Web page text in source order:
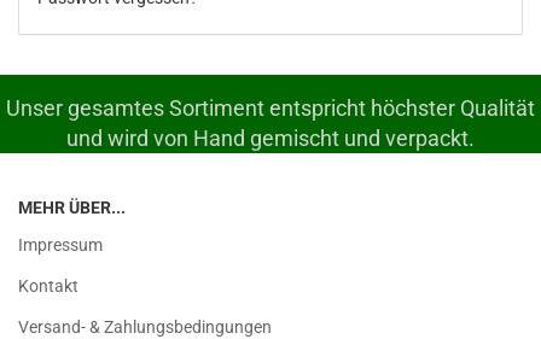
Unser gesamtes Sortiment entspricht höchster Qualität
und wird von Hand gemischt und verpackt.
MEHR ÜBER...
Impressum
Kontakt
Versand- & Zahlungsbedingungen